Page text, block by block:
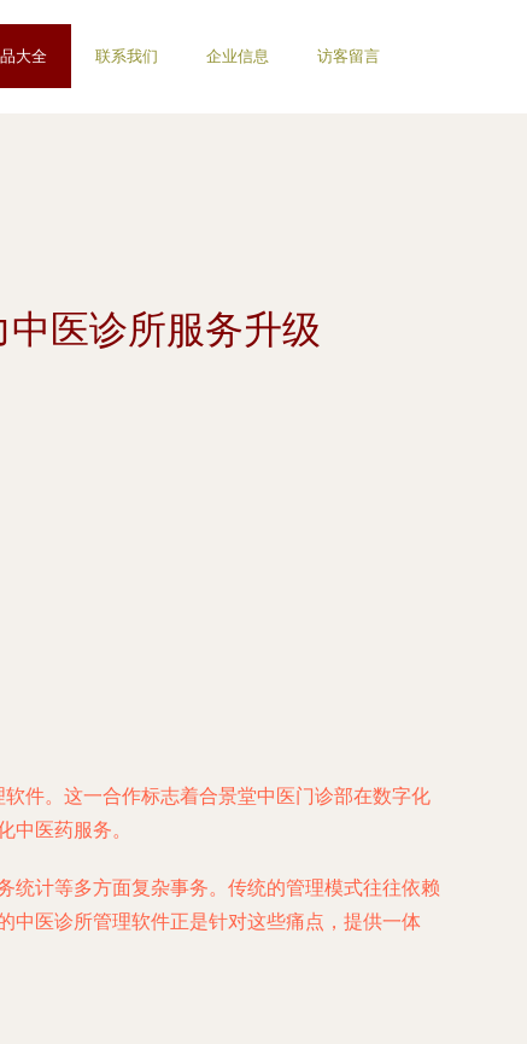
大全 联系我们 企业信息 访客留言
医诊所服务升级
件。这一合作标志着合景堂中医门诊部在数字化
医药服务。
统计等多方面复杂事务。传统的管理模式往往依赖
中医诊所管理软件正是针对这些痛点，提供一体